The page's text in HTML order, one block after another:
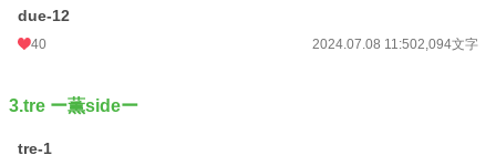
due-12
40 2024.07.08 11:502,094文字
3.tre ー薫sideー
tre-1